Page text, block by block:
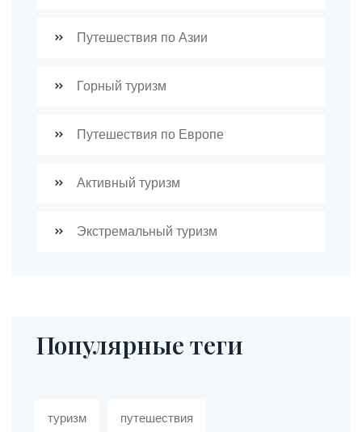
Путешествия по Азии
Горный туризм
Путешествия по Европе
Активный туризм
Экстремальный туризм
Популярные теги
туризм путешествия